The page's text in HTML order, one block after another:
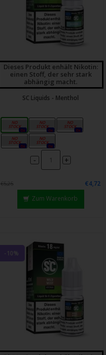
Dieses Produkt enhält Nikotin:
einen Stoff, der sehr stark
abhängig macht.
SC Liquids - Menthol
0mg
0x
3mg
0x
6mg
0x
12mg
0x
18mg
0x
- +
€5,25
€4,72
Zum Warenkorb
-10%